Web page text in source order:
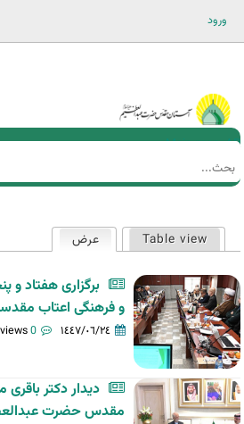
ورود
Main men-AR
استمارة
‏
الأساسية
Table view عرض
برگزاری هفتاد و
و فرهنگی اعتاب
١٤٤٧/٠٦/٢٤ 0 comments
دیدار دکتر
مقدس حضرت